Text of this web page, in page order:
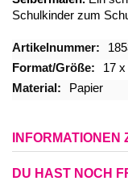
Schulkinder zum
Mehr
Informationen
17
Papier
DU HAST NOCH